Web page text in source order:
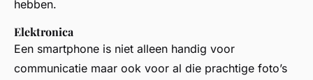
hebben.
Elektronica
Een smartphone is niet alleen handig voor
communicatie maar ook voor al die prachtige foto’s